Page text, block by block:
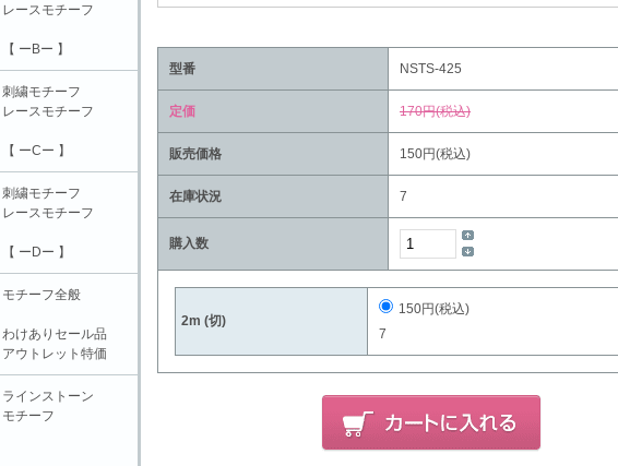
型番 NSTS-425
定価 170円(税込)
販売価格 150円(税込)
在庫状況 7
購入数
2m (切)
150円(税込)
7
レースモチーフ
【 ーBー 】
刺繍モチーフ
レースモチーフ
【 ーCー 】
刺繍モチーフ
レースモチーフ
【 ーDー 】
モチーフ全般
わけありセール品
アウトレット特価
ラインストーン
モチーフ